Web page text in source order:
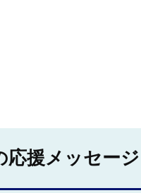
応援メッセージ